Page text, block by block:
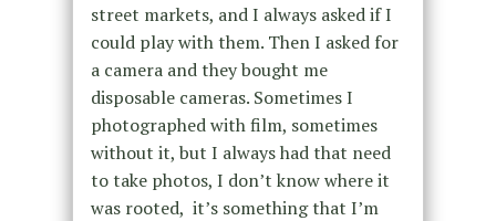
street markets, and I always asked if I
could play with them. Then I asked for
a camera and they bought me
disposable cameras. Sometimes I
photographed with film, sometimes
without it, but I always had that need
to take photos, I don’t know where it
was rooted, it’s something that I’m